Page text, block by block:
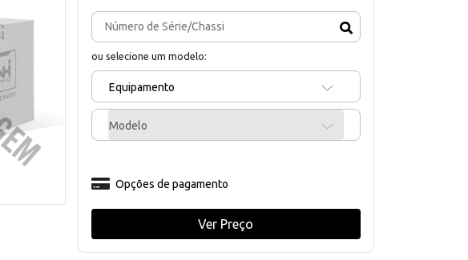
ou selecione um modelo:
Equipamento
Modelo
Opções de pagamento
Ver Preço